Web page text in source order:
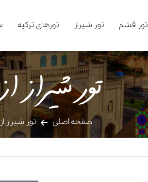
تور قشم تور شیراز تورهای ترکیه
تور شیراز
صفحه اصلی تور شیراز